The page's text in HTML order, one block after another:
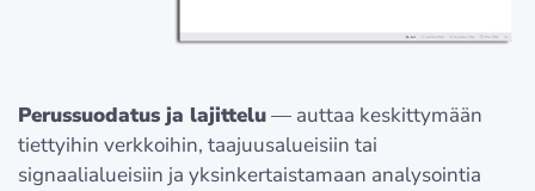
Perussuodatus ja lajittelu— auttaa keskittymään
tiettyihin verkkoihin, taajuusalueisiin tai
signaalialueisiin ja yksinkertaistamaan analysointia